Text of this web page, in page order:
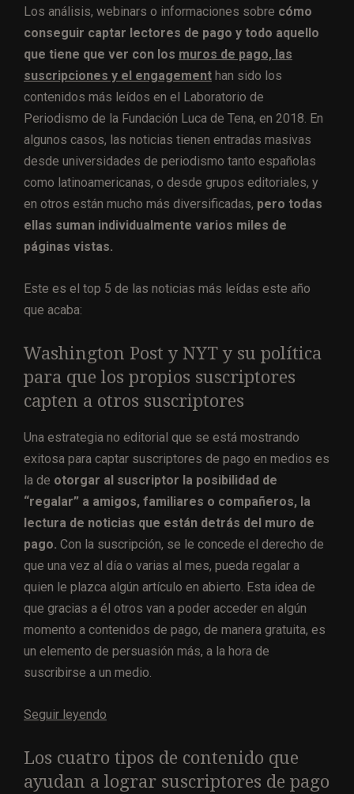
Los análisis, webinars o informaciones sobre cómo
conseguir captar lectores de pago y todo aquello
que tiene que ver con los muros de pago, las
suscripciones y el engagement han sido los
contenidos más leídos en el Laboratorio de
Periodismo de la Fundación Luca de Tena, en 2018. En
algunos casos, las noticias tienen entradas masivas
desde universidades de periodismo tanto españolas
como latinoamericanas, o desde grupos editoriales, y
en otros están mucho más diversificadas, pero todas
ellas suman individualmente varios miles de
páginas vistas.
Este es el top 5 de las noticias más leídas este año
que acaba:
Washington Post y NYT y su política
para que los propios suscriptores
capten a otros suscriptores
Una estrategia no editorial que se está mostrando
exitosa para captar suscriptores de pago en medios es
la de otorgar al suscriptor la posibilidad de
“regalar” a amigos, familiares o compañeros, la
lectura de noticias que están detrás del muro de
pago. Con la suscripción, se le concede el derecho de
que una vez al día o varias al mes, pueda regalar a
quien le plazca algún artículo en abierto. Esta idea de
que gracias a él otros van a poder acceder en algún
momento a contenidos de pago, de manera gratuita, es
un elemento de persuasión más, a la hora de
suscribirse a un medio.
Seguir leyendo
Los cuatro tipos de contenido que
ayudan a lograr suscriptores de pago